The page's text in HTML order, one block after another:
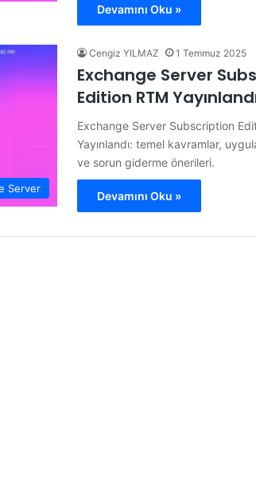
Devamını Oku »
Server
Cengiz YILMAZ 1 Temmuz 2025
Exchange Server
Edition RTM
Exchange Server Subscription
Yayınlandı: temel kavramlar,
ve sorun giderme önerileri.
Devamını Oku »